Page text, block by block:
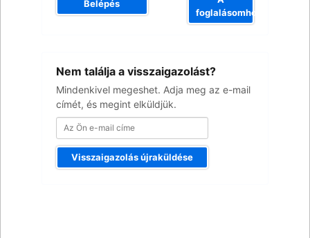
Belépés
foglalásomhoz
Nem találja a visszaigazolást?
Mindenkivel megeshet. Adja meg az e-mail
címét, és megint elküldjük.
Visszaigazolás újraküldése